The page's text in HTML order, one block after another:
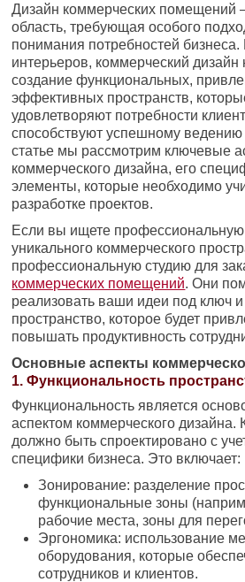
Дизайн коммерческих помещений
область, требующая особого
понимания потребностей
интерьеров, коммерческий дизайн
создание функциональных,
эффективных пространств,
удовлетворяют потребности
способствуют успешному ведению
статье мы рассмотрим ключевые
коммерческого дизайна, его
элементы, которые необходимо
разработке проектов.
Если вы ищете
уникального коммерческого
профессиональную студию для
коммерческих помещений. Они
реализовать ваши идеи под ключ и
пространство, которое будет
повышать продуктивность
Основные аспекты
1. Функциональность
Функциональность является
аспектом коммерческого
должно быть спроектировано с
специфики бизнеса. Это включает:
Зонирование: разделение
функциональные зоны
рабочие места, зоны для
Эргономика: использование
оборудования, которые
сотрудников и клиентов.